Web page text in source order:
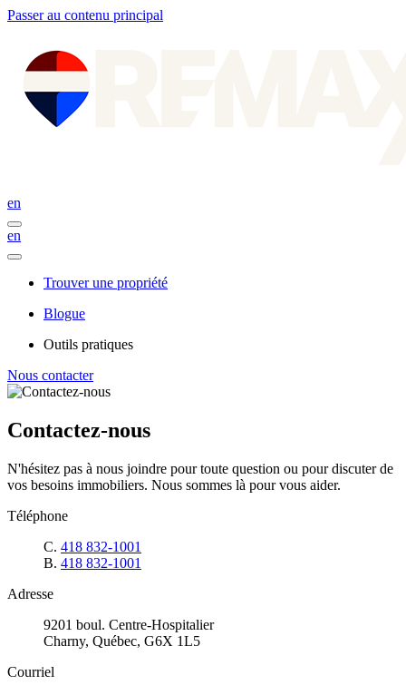
Passer au contenu principal
en
en
Trouver une propriété
Blogue
Outils pratiques
Nous contacter
Contactez-nous
N'hésitez pas à nous joindre pour toute question ou pour discuter de
vos besoins immobiliers. Nous sommes là pour vous aider.
Téléphone
C. 418 832-1001
B. 418 832-1001
Adresse
9201 boul. Centre-Hospitalier
Charny, Québec, G6X 1L5
Courriel